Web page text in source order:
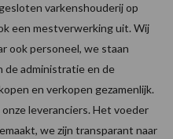
varkenshouderij op
een mestverwerking uit. Wij
ook personeel, we staan
de administratie en de
en verkopen gezamenlijk.
leveranciers. Het voeder
we zijn transparant naar